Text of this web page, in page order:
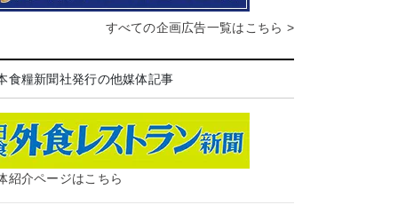
すべての企画広告一覧はこちら >
食糧新聞社発行の他媒体記事
紹介ページはこちら